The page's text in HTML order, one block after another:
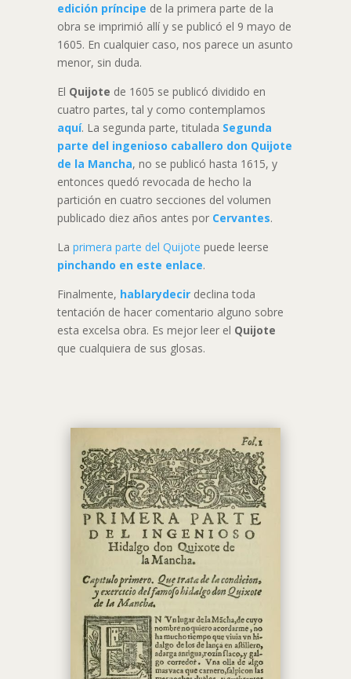
edición príncipe de la primera parte de la
obra se imprimió allí y se publicó el 9 mayo de
1605. En cualquier caso, nos parece un asunto
menor, sin duda.
El Quijote de 1605 se publicó dividido en
cuatro partes, tal y como contemplamos
aquí. La segunda parte, titulada Segunda
parte del ingenioso caballero don Quijote
de la Mancha, no se publicó hasta 1615, y
entonces quedó revocada de hecho la
partición en cuatro secciones del volumen
publicado diez años antes por Cervantes.
La primera parte del Quijote puede leerse
pinchando en este enlace.
Finalmente, hablarydecirdeclina toda
tentación de hacer comentario alguno sobre
esta excelsa obra. Es mejor leer el Quijote
que cualquiera de sus glosas.